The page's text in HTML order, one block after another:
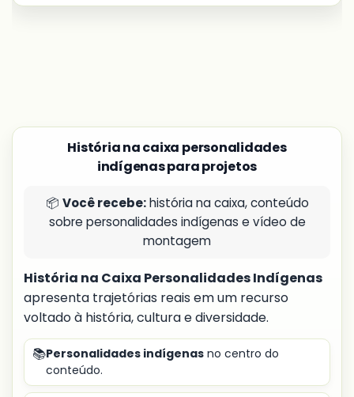
História na caixa personalidades
indígenas para projetos
📦 Você recebe:história na caixa, conteúdo
sobre personalidades indígenas e vídeo de
montagem
História na Caixa Personalidades Indígenas
apresenta trajetórias reais em um recurso
voltado à história, cultura e diversidade.
📚Personalidades indígenas no centro do
conteúdo.